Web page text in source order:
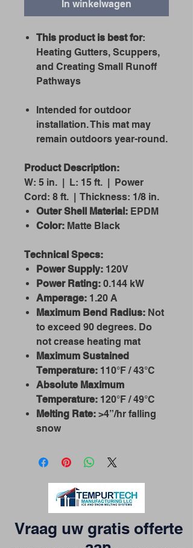
In winkelwagen
This product is best for:
Heating Gutters, Scuppers,
and Creating Small Runoff
Pathways
Intended for outdoor
installation. This mat may
remain outdoors year-round.
Product Description:
W: 5 in. | L: 15 ft. | Power
Cord: 8 ft. | Thickness: 1/8 in.
Outer Shell Material: EPDM
Color: Matte Black
Technical Specs:
Power Supply: 120V
Power Rating: 0.144 kW
Amperage: 1.20 A
Maximum Bend Radius: Not
to exceed 90 degrees. Do
not crease heating mat
Maximum Sustained
Temperature: 110°F / 43°C
Absolute Maximum
Temperature: 120°F / 49°C
Melting Rate: >4”/hr falling
snow
Vraag uw gratis offerte